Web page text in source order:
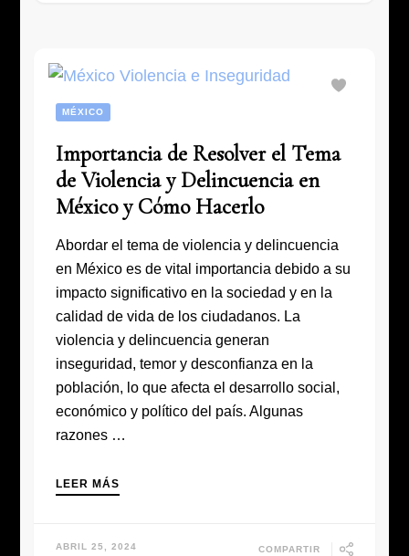
MÉXICO
Importancia de Resolver el Tema
de Violencia y Delincuencia en
México y Cómo Hacerlo
Abordar el tema de violencia y delincuencia
en México es de vital importancia debido a su
impacto significativo en la sociedad y en la
calidad de vida de los ciudadanos. La
violencia y delincuencia generan
inseguridad, temor y desconfianza en la
población, lo que afecta el desarrollo social,
económico y político del país. Algunas
razones …
LEER MÁS
ABRIL 25, 2024 COMPARTIR